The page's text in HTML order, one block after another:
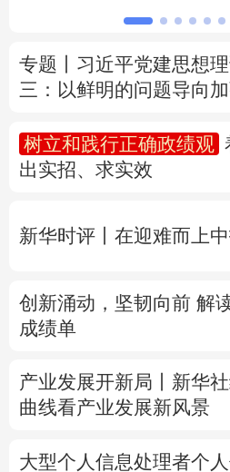
广东 广西
四川 贵州
陕西 甘肃
新疆 内蒙古
多语种频道
Русский язык
专题丨 习近平党建思想
三：以鲜明的问题导向
树立和践行正确政绩观
出实招、求实效
新华时评丨在迎难而上
创新涌动，坚韧向前 解
成绩单
产业发展开新局丨 新华
曲线看产业发展新风景
大型个人信息处理者个